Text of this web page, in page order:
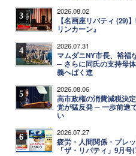
3 2026.08.02
【名画座リバティ (29)
リンカーン』
4 2026.07.31
マムダニNY市長、裕福
─ さらに同氏の支持母
義へばく進
5 2026.08.06
高市政権の消費減税決
党が猛反発 ─ 一歩前進
い
6 2026.07.27
疲労・人間関係・プレ
「ザ・リバティ」9月号